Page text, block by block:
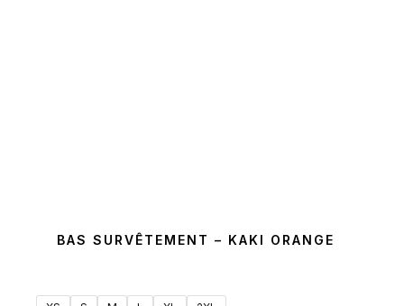
BAS SURVÊTEMENT – KAKI ORANGE